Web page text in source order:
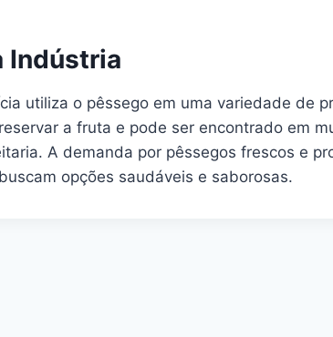
Indústria
utiliza o pêssego em uma variedade de
a fruta e pode ser encontrado em
A demanda por pêssegos frescos e
opções saudáveis e saborosas.